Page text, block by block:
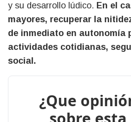
y su desarrollo lúdico. En el
mayores, recuperar la
de inmediato en autonomía
actividades cotidianas,
social.
¿Que